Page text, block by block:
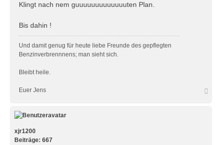
Klingt nach nem guuuuuuuuuuuuuten Plan.
Bis dahin !
Und damit genug für heute liebe Freunde des gepflegten
Benzinverbrennnens; man sieht sich.
Bleibt heile.
Euer Jens
xjr1200
Beiträge: 667